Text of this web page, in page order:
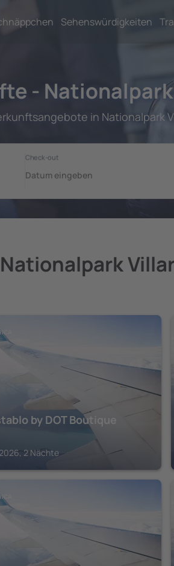
Sehenswürdigkeiten
-
in Nationalpark
by DOT Boutique
2 Nächte